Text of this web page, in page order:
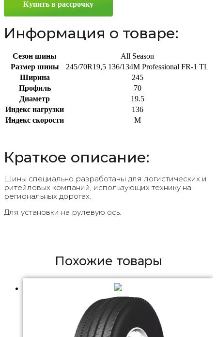
136/134M
Купить в рассрочку
Информация о товаре:
Сезон шины
All Season
Размер шины
245/70R19,5 136/134M Professional FR-1 TL
Ширина
245
Профиль
70
Диаметр
19.5
Индекс нагрузки
136
Индекс скорости
M
Краткое описание:
Шины специально разработаны для логистических и
ритейловых компаний, использующих технику на
региональных дорогах.
Для установки на рулевую ось.
Похожие товары